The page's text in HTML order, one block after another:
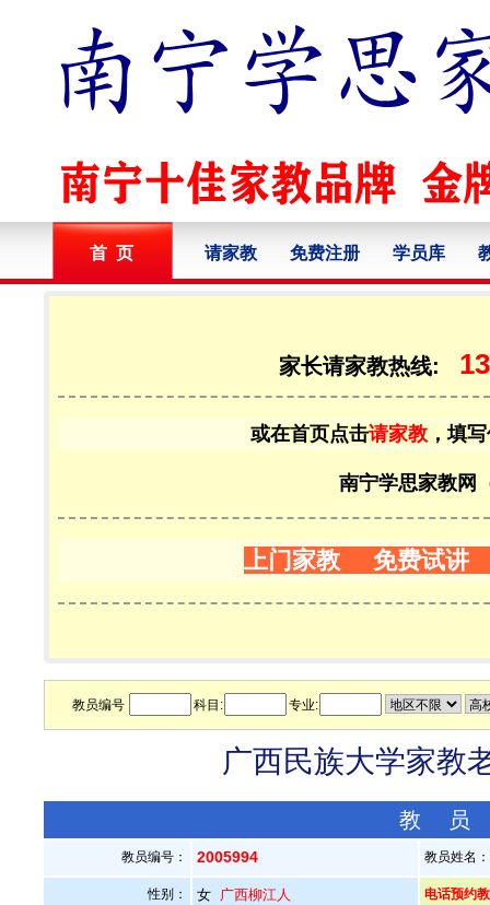
首 页 请家教 免费注册 学员库
家长请家教热线:
或在首页点击请家教 ，填
南宁学思家教网
上门家教 免费试讲
教员编号 科目: 专业:
广西民族大学家教
教
教员编号： 2005994 教员姓名
性别： 女 广西柳江人 电话预约